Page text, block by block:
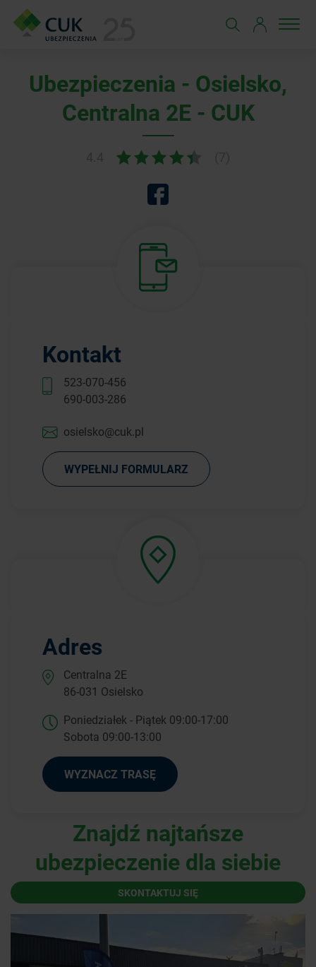
Ubezpieczenia - Osielsko,
Centralna 2E - CUK
Kontakt
523-070-456
690-003-286
osielsko@cuk.pl
WYPEŁNIJ FORMULARZ
Adres
Centralna 2E
86-031 Osielsko
Poniedziałek - Piątek 09:00-17:00
Sobota 09:00-13:00
WYZNACZ TRASĘ
Znajdź najtańsze
ubezpieczenie dla siebie
SKONTAKTUJ SIĘ